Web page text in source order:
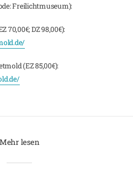
Freilichtmuseum):
70,00€; DZ 98,00€):
(EZ 85,00€):
Mehr lesen